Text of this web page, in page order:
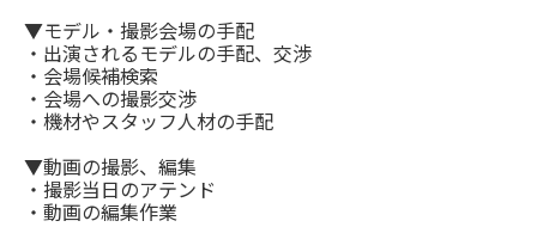
▼モデル・撮影会場の手配
・出演されるモデルの手配、交渉
・会場候補検索
・会場への撮影交渉
・機材やスタッフ人材の手配
▼動画の撮影、編集
・撮影当日のアテンド
・動画の編集作業